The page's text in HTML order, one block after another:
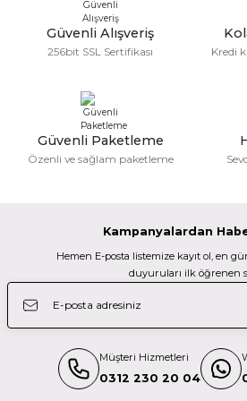
Ürün fiyatı diğer sitelerden daha pahalı.
Bu ürüne benzer farklı alternatifler
Kolay gelsin hayırlı ramazanlar.
Fatma KILIÇ | 28/02/2026
M... N... | 02/01/2026
Deneyimini Paylaş
44.900,00 TL
Nikon
Nikon Z 24-200mm f/4-6.3 VR Lens
Sony
Sony FE 70-200mm F/2.8 GM OSS Lens
102.499,00 TL
Sony
Güvenli Alışveriş
256bit SSL Sertifikası
Kredi
Güvenli Paketleme
Özenli ve sağlam paketleme
Kampanyalardan
Hemen E-posta listemize kayıt ol, en
duyuruları ilk öğrenen
Müşteri Hizmetleri
0312 230 20 04